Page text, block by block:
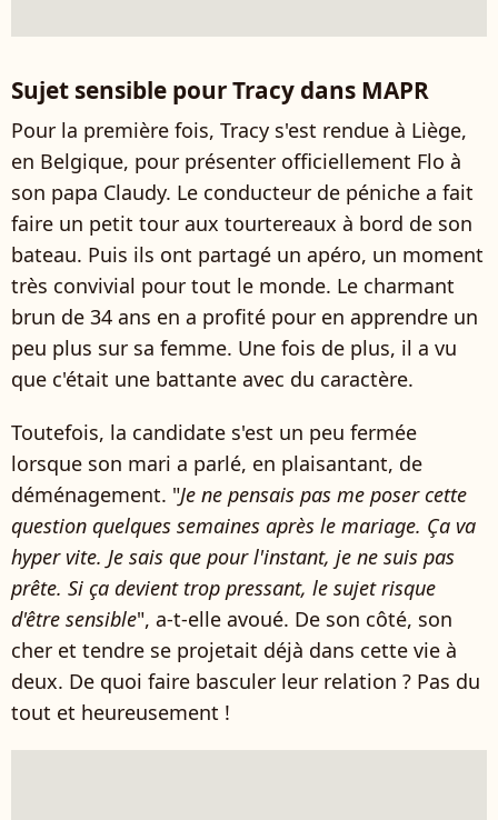
Sujet sensible pour Tracy dans MAPR
Pour la première fois, Tracy s'est rendue à Liège,
en Belgique, pour présenter officiellement Flo à
son papa Claudy. Le conducteur de péniche a fait
faire un petit tour aux tourtereaux à bord de son
bateau. Puis ils ont partagé un apéro, un moment
très convivial pour tout le monde. Le charmant
brun de 34 ans en a profité pour en apprendre un
peu plus sur sa femme. Une fois de plus, il a vu
que c'était une battante avec du caractère.
Toutefois, la candidate s'est un peu fermée
lorsque son mari a parlé, en plaisantant, de
déménagement. "Je ne pensais pas me poser cette
question quelques semaines après le mariage. Ça va
hyper vite. Je sais que pour l'instant, je ne suis pas
prête. Si ça devient trop pressant, le sujet risque
d'être sensible", a-t-elle avoué. De son côté, son
cher et tendre se projetait déjà dans cette vie à
deux. De quoi faire basculer leur relation ? Pas du
tout et heureusement !